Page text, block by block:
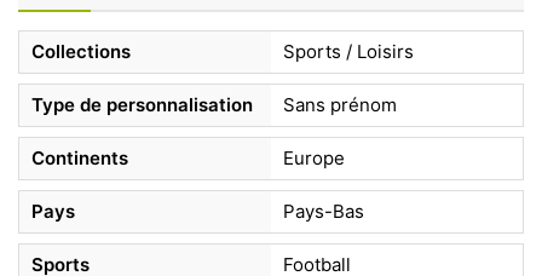
Collections Sports / Loisirs
Type de personnalisation Sans prénom
Continents Europe
Pays Pays-Bas
Sports Football